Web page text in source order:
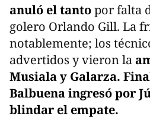
anuló el tantopor falta
golero Orlando Gill. La
notablemente; los
advertidos y vieron la
Musiala y Galarza.
Balbuena ingresó por
blindar el empate.